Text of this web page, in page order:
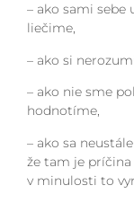
– ako sami sebe
liečime,
– ako si
– ako nie sme
hodnotíme,
– ako sa
že tam je
v minulosti to